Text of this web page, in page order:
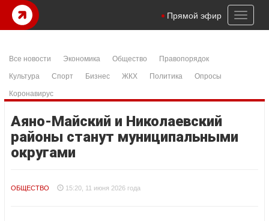
Toggle
Прямой эфир
Все новости Экономика Общество
Правопорядок
Культура
Спорт Бизнес ЖКХ Политика
Опросы
Коронавирус
Аяно-Майский и Николаевский
районы станут муниципальными
округами
ОБЩЕСТВО 15:20, 11 июня 2026 года